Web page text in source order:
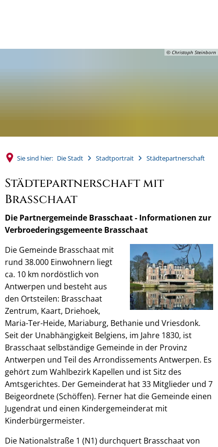
© Christoph Steinborn
Sie sind hier: Die Stadt Stadtportrait Städtepartnerschaft
Städtepartnerschaft mit
Brasschaat
Die Partnergemeinde Brasschaat - Informationen zur
Verbroederingsgemeente Brasschaat
Die Gemeinde Brasschaat mit
rund 38.000 Einwohnern liegt
ca. 10 km nordöstlich von
Antwerpen und besteht aus
den Ortsteilen: Brasschaat
Zentrum, Kaart, Driehoek,
Maria-Ter-Heide, Mariaburg, Bethanie und Vriesdonk.
Seit der Unabhängigkeit Belgiens, im Jahre 1830, ist
Brasschaat selbständige Gemeinde in der Provinz
Antwerpen und Teil des Arrondissements Antwerpen. Es
gehört zum Wahlbezirk Kapellen und ist Sitz des
Amtsgerichtes. Der Gemeinderat hat 33 Mitglieder und 7
Beigeordnete (Schöffen). Ferner hat die Gemeinde einen
Jugendrat und einen Kindergemeinderat mit
Kinderbürgermeister.
Die Nationalstraße 1 (N1) durchquert Brasschaat von